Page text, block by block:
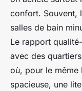
confort. Souvent,
salles de bain
Le rapport
avec des
où, pour le même
spacieuse, une